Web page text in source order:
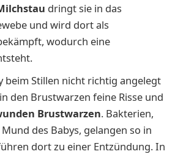
dringt sie in das
und wird dort als
wodurch eine
beim Stillen nicht richtig angelegt
den Brustwarzen feine Risse und
Brustwarzen. Bakterien,
des Babys, gelangen so in
dort zu einer Entzündung. In